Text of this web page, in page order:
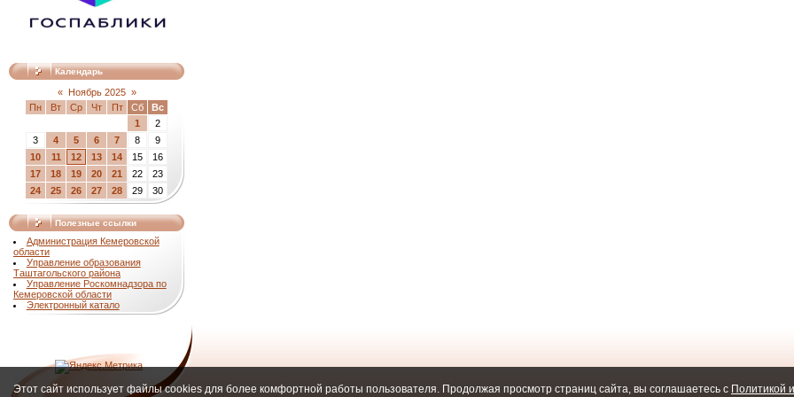
Календарь
« Ноябрь 2025 »
Пн
Вт Ср Чт Пт Сб
Вс
1
2
3
4 5 6 7 8
9
10
11 12 13 14 15
16
17
18 19 20 21 22
23
24
25 26 27 28 29 30
Полезные ссылки
Администрация Кемеровской
области
Управление образования
Таштагольского района
Управление Роскомнадзора по
Кемеровской области
Электронный катало
Этот сайт использует файлы cookies для более комфортной работы пользователя. Продолжая просмотр страниц сайта, вы соглашаетесь с Политикой